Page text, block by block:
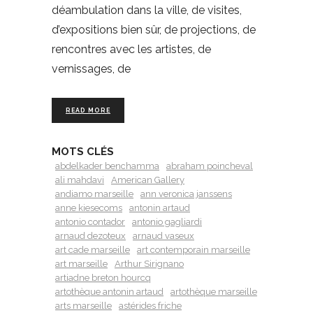
déambulation dans la ville, de visites,
d’expositions bien sûr, de projections, de
rencontres avec les artistes, de
vernissages, de
READ MORE
MOTS CLÉS
abdelkader benchamma
abraham poincheval
ali mahdavi
American Gallery
andiamo marseille
ann veronica janssens
anne kiesecoms
antonin artaud
antonio contador
antonio gagliardi
arnaud dezoteux
arnaud vaseux
art cade marseille
art contemporain marseille
art marseille
Arthur Sirignano
artiadne breton hourcq
artothèque antonin artaud
artothèque marseille
arts marseille
astérides friche